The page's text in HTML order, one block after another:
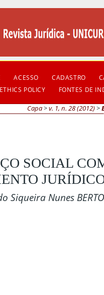
ACESSO CADASTRO
ETHICS POLICY FONTES DE
Capa>v. 1, n. 28 (2012)>
SOCIAL
Siqueira Nunes